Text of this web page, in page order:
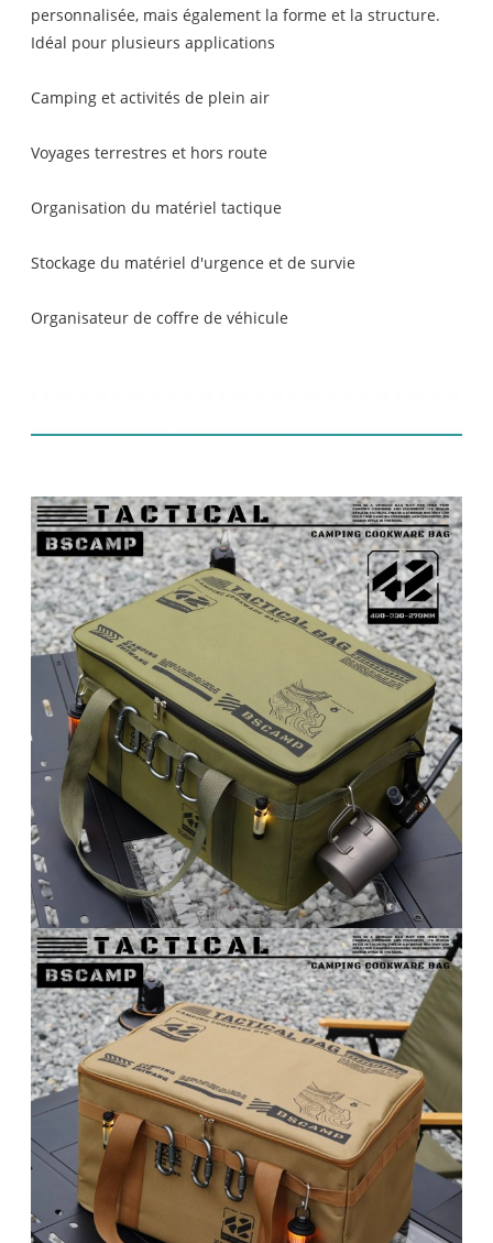
personnalisée, mais également la forme et la structure.
Idéal pour plusieurs applications
Camping et activités de plein air
Voyages terrestres et hors route
Organisation du matériel tactique
Stockage du matériel d'urgence et de survie
Organisateur de coffre de véhicule